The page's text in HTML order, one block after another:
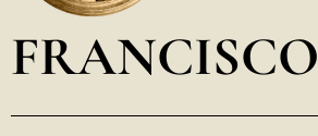
FRANCISCO